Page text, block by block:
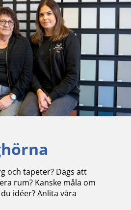
och tapeter? Dags att
rum? Kanske måla om
idéer? Anlita våra